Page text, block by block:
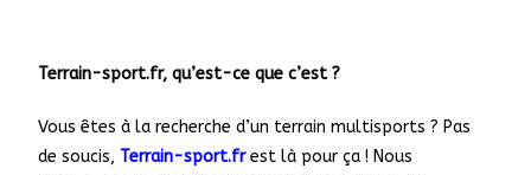
Terrain-sport.fr, qu’est-ce que c’est ?
Vous êtes à la recherche d’un terrain multisports ? Pas
de soucis, Terrain-sport.frest là pour ça ! Nous